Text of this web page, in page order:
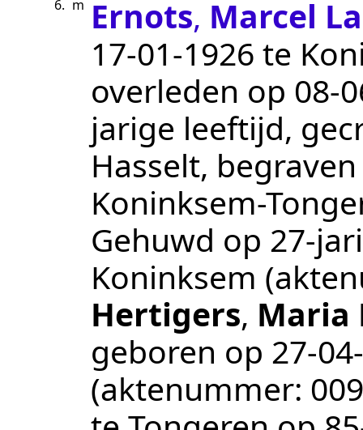
6. m Ernots, Marcel
17‑01‑1926 te
overleden op
jarige leeftijd,
Hasselt,
Koninksem-
Gehuwd op 27-
Koninksem
Hertigers, Maria
geboren op
(aktenummer: 009